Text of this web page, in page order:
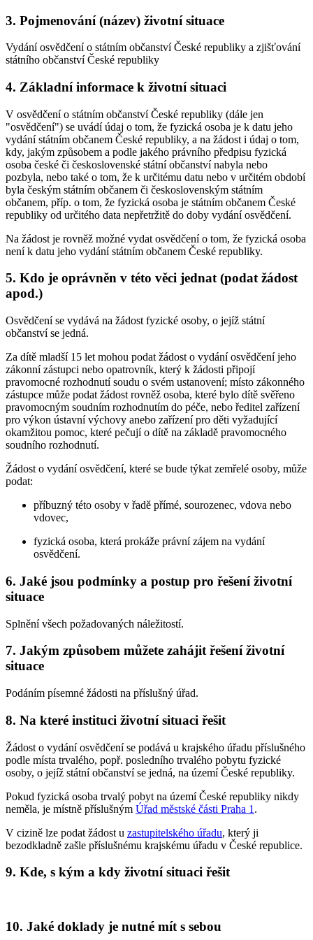
3. Pojmenování (název) životní situace
Vydání osvědčení o státním občanství České republiky a zjišťování
státního občanství České republiky
4. Základní informace k životní situaci
V osvědčení o státním občanství České republiky (dále jen
"osvědčení") se uvádí údaj o tom, že fyzická osoba je k datu jeho
vydání státním občanem České republiky, a na žádost i údaj o tom,
kdy, jakým způsobem a podle jakého právního předpisu fyzická
osoba české či československé státní občanství nabyla nebo
pozbyla, nebo také o tom, že k určitému datu nebo v určitém období
byla českým státním občanem či československým státním
občanem, příp. o tom, že fyzická osoba je státním občanem České
republiky od určitého data nepřetržitě do doby vydání osvědčení.
Na žádost je rovněž možné vydat osvědčení o tom, že fyzická osoba
není k datu jeho vydání státním občanem České republiky.
5. Kdo je oprávněn v této věci jednat (podat žádost
apod.)
Osvědčení se vydává na žádost fyzické osoby, o jejíž státní
občanství se jedná.
Za dítě mladší 15 let mohou podat žádost o vydání osvědčení jeho
zákonní zástupci nebo opatrovník, který k žádosti připojí
pravomocné rozhodnutí soudu o svém ustanovení; místo zákonného
zástupce může podat žádost rovněž osoba, které bylo dítě svěřeno
pravomocným soudním rozhodnutím do péče, nebo ředitel zařízení
pro výkon ústavní výchovy anebo zařízení pro děti vyžadující
okamžitou pomoc, které pečují o dítě na základě pravomocného
soudního rozhodnutí.
Žádost o vydání osvědčení, které se bude týkat zemřelé osoby, může
podat:
příbuzný této osoby v řadě přímé, sourozenec, vdova nebo
vdovec,
fyzická osoba, která prokáže právní zájem na vydání
osvědčení.
6. Jaké jsou podmínky a postup pro řešení životní
situace
Splnění všech požadovaných náležitostí.
7. Jakým způsobem můžete zahájit řešení životní
situace
Podáním písemné žádosti na příslušný úřad.
8. Na které instituci životní situaci řešit
Žádost o vydání osvědčení se podává u krajského úřadu příslušného
podle místa trvalého, popř. posledního trvalého pobytu fyzické
osoby, o jejíž státní občanství se jedná, na území České republiky.
Pokud fyzická osoba trvalý pobyt na území České republiky nikdy
neměla, je místně příslušným Úřad městské části Praha 1 .
V cizině lze podat žádost u zastupitelského úřadu, který ji
bezodkladně zašle příslušnému krajskému úřadu v České republice.
9. Kde, s kým a kdy životní situaci řešit
10. Jaké doklady je nutné mít s sebou